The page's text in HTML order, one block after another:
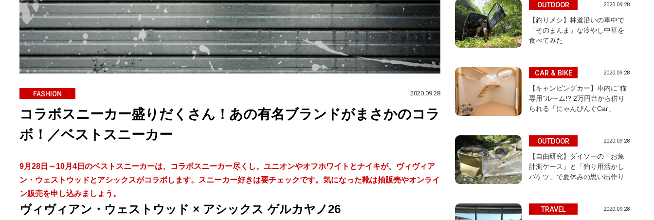
FASHION 2020.09.28
コラボスニーカー盛りだくさん！あの有名ブランドがまさかのコラ
ボ！／ベストスニーカー
9月28日～10月4日のベストスニーカーは、コラボスニーカー尽くし。ユニオンやオフホワイトとナイキが、ヴィヴィア
ン・ウェストウッドとアシックスがコラボします。スニーカー好きは要チェックです。気になった靴は抽販売やオンライ
ン販売を申し込みましょう。
ヴィヴィアン・ウェストウッド × アシックス ゲルカヤノ26
OUTDOOR 2020.09.28
【釣りメシ】林道沿いの車中で
「そのまんま」な冷やし中華を
食べてみた
CAR & BIKE 2020.09.28
【キャンピングカー】車内に“猫
専用”ルーム!? 2万円台から借り
られる「にゃんぴんぐCar」
OUTDOOR 2020.09.28
【自由研究】ダイソーの「お魚
計測ケース」と「釣り用活かし
バケツ」で夏休みの思い出作り
TRAVEL 2020.09.28